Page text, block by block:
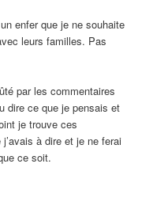
enfer que je ne souhaite
leurs familles. Pas
par les commentaires
dire ce que je pensais et
je trouve ces
à dire et je ne ferai
ce soit.